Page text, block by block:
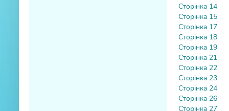
Сторінка 14
Сторінка 15
Сторінка 17
Сторінка 18
Сторінка 19
Сторінка 21
Сторінка 22
Сторінка 23
Сторінка 24
Сторінка 26
Сторінка 27